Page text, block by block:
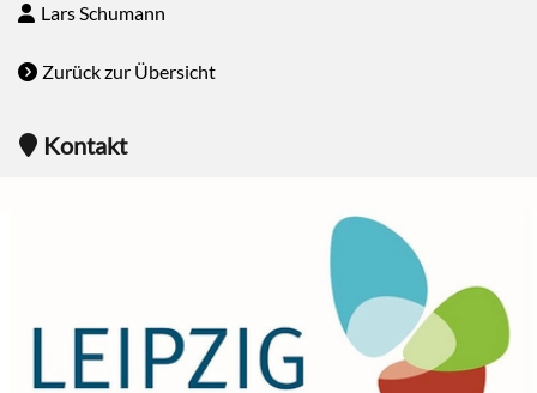
Lars Schumann
Zurück zur Übersicht
Kontakt